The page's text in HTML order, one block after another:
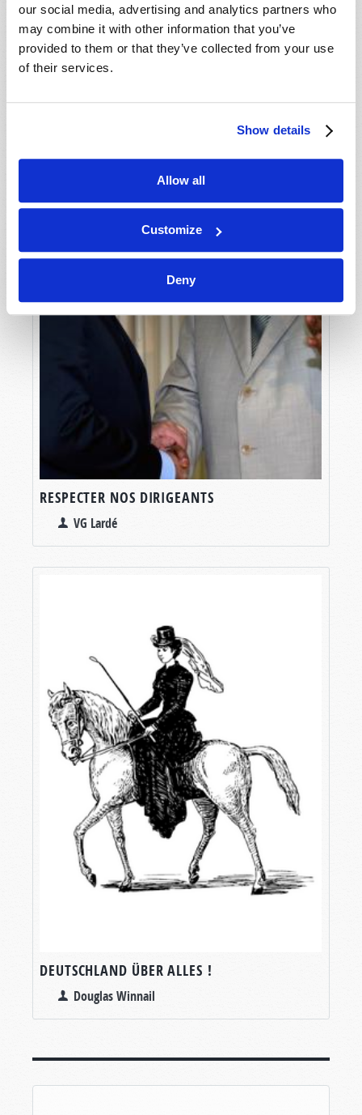
our social media, advertising and analytics partners who
may combine it with other information that you’ve
provided to them or that they’ve collected from your use
of their services.
Show details
Allow all
Customize
Deny
UNE EXCEPTION À LA RÈGLE ?
Jonathan McNair
RESPECTER NOS DIRIGEANTS
VG Lardé
DEUTSCHLAND ÜBER ALLES !
Douglas Winnail